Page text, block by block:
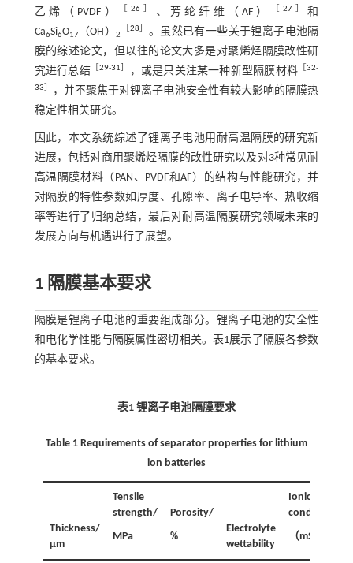
乙烯（PVDF）
［26 、芳纶纤维（AF） 27］和
Ca6Si6O17（OH）2
［28
。虽然已有一些关于锂离子电池隔
膜的综述论文，但以往的论文大多是对聚烯烃隔膜改性研
究进行总结［29-31 ，或是只关注某一种新型隔膜材料 ［32-
33
，并不聚焦于对锂离子电池安全性有较大影响的隔膜热
稳定性相关研究。
因此，本文系统综述了锂离子电池用耐高温隔膜的研究新
进展，包括对商用聚烯烃隔膜的改性研究以及对3种常见耐
高温隔膜材料（PAN、PVDF和AF）的结构与性能研究，并
对隔膜的特性参数如厚度、孔隙率、离子电导率、热收缩
率等进行了归纳总结，最后对耐高温隔膜研究领域未来的
发展方向与机遇进行了展望。
1 隔膜基本要求
隔膜是锂离子电池的重要组成部分。锂离子电池的安全性
和电化学性能与隔膜属性密切相关。表1展示了隔膜各参数
的基本要求。
表1 锂离子电池隔膜要求
Table 1 Requirements of separator properties for lithium
ion batteries
Thickness/
μm
Tensile
strength/
MPa
Porosity/
%
Electrolyte
wettability
Ionic
conductivity/
（mS·cm